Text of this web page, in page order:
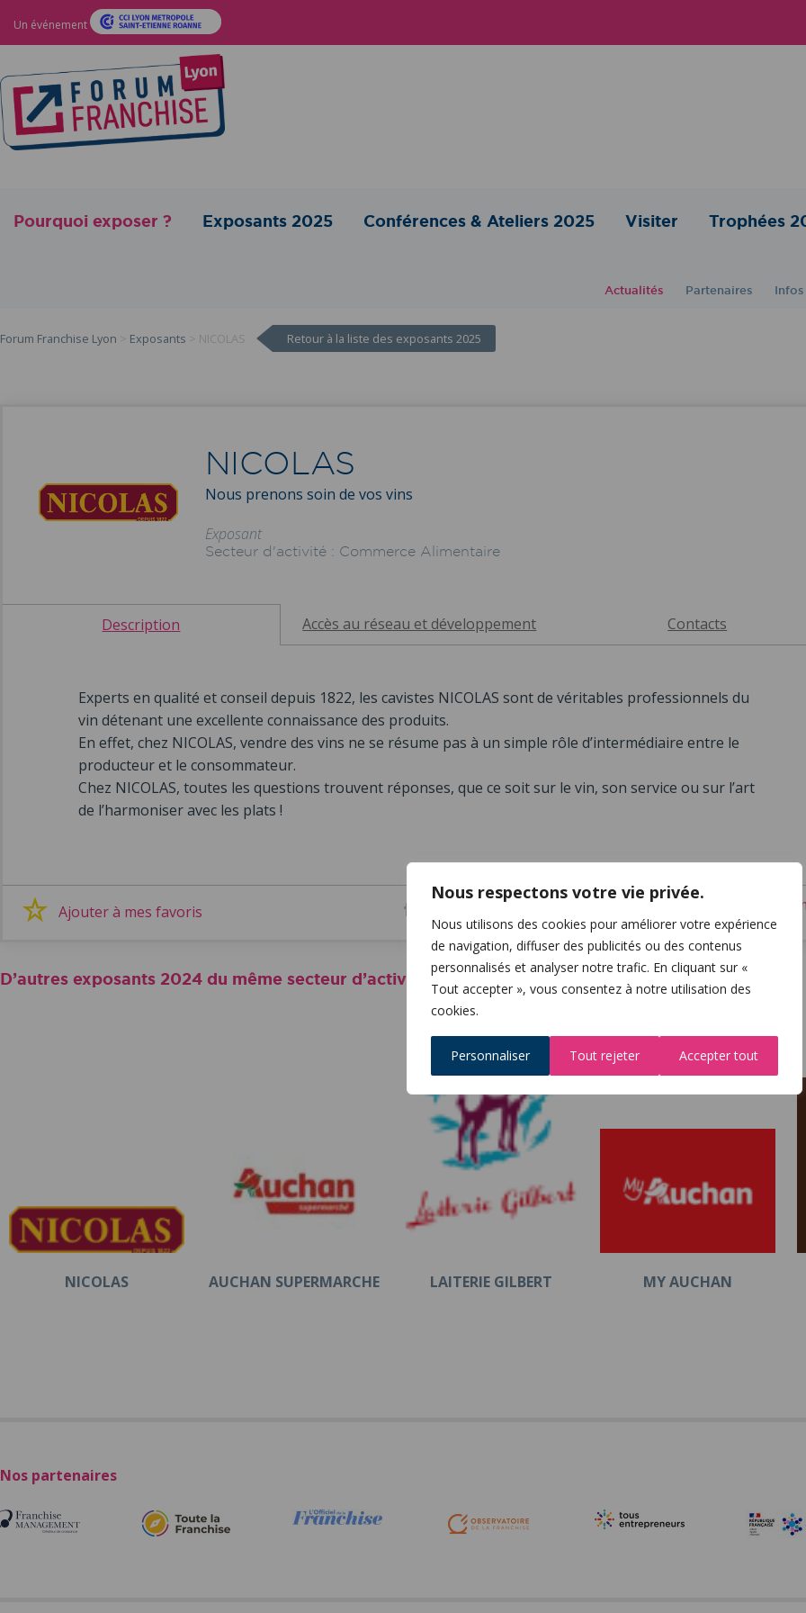
Nous respectons votre vie privée.
Nous utilisons des cookies pour améliorer votre expérience
de navigation, diffuser des publicités ou des contenus
personnalisés et analyser notre trafic. En cliquant sur «
Tout accepter », vous consentez à notre utilisation des
cookies.
Personnaliser Tout rejeter Accepter tout
Un événement
Pourquoi exposer ? Exposants 2025 Conférences & Ateliers 2025 Visiter Trophées
Actualités Partenaires
Forum Franchise Lyon > Exposants > NICOLAS Retour à la liste des exposants 2025
NICOLAS
Nous prenons soin de vos vins
Exposant
Secteur d'activité : Commerce Alimentaire
Description Accès au réseau et développement Contacts
Experts en qualité et conseil depuis 1822, les cavistes NICOLAS sont de véritables professionnels du
vin détenant une excellente connaissance des produits.
En effet, chez NICOLAS, vendre des vins ne se résume pas à un simple rôle d’intermédiaire entre le
producteur et le consommateur.
Chez NICOLAS, toutes les questions trouvent réponses, que ce soit sur le vin, son service ou sur l’art
de l’harmoniser avec les plats !
Ajouter à mes favoris
D’autres exposants 2024 du même secteur d’activité
NICOLAS AUCHAN SUPERMARCHE LAITERIE GILBERT MY AUCHAN
Nos partenaires